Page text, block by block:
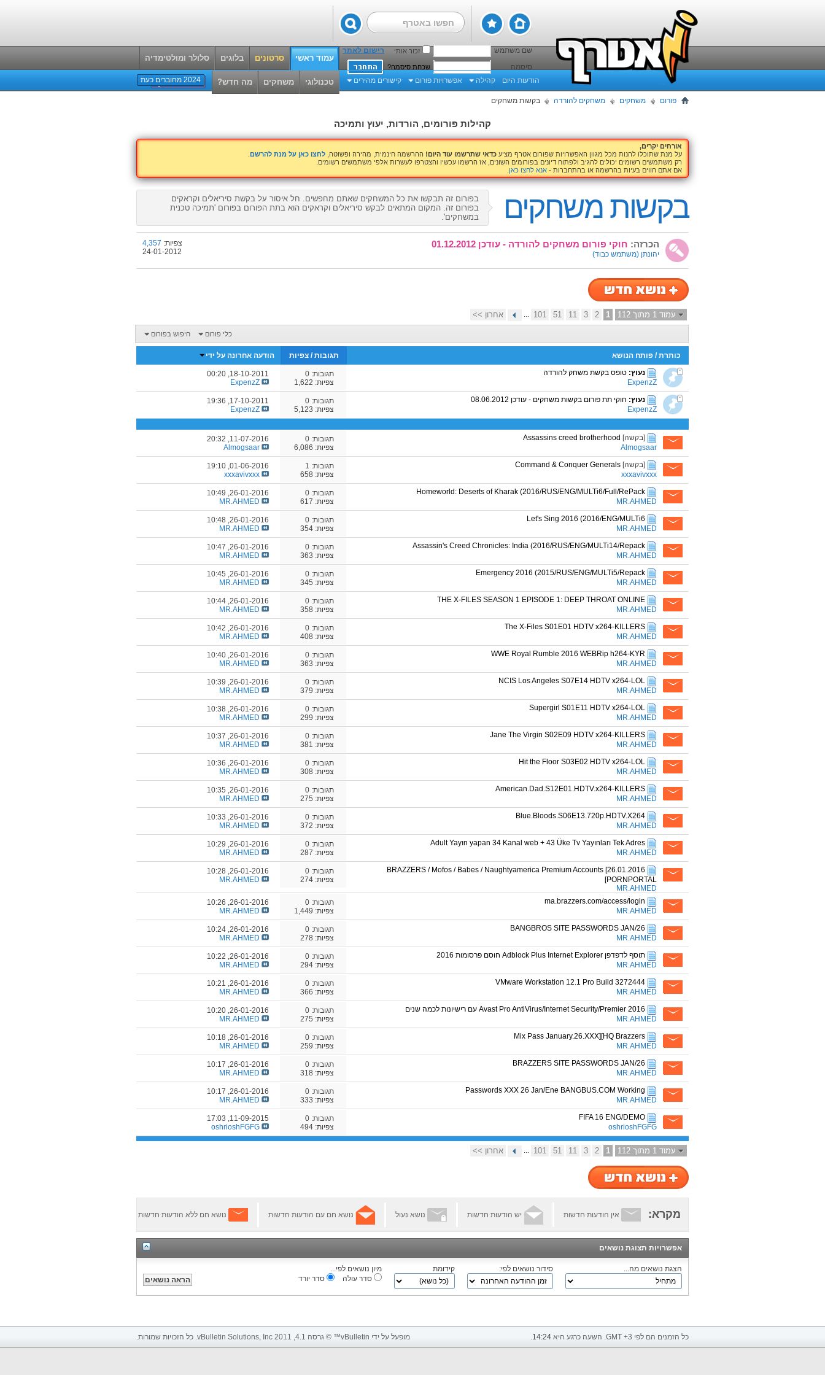
שם משתמש זכור אותי
רישום לאתר
סיסמה
שכחת סיסמה?
עמוד ראשי
הודעות היום קהילה אפשרויות פורום קישורים מהירים
סרטונים בלוגים סלולר ומולטימדיה
טכנולוגי משחקים מה חדש? 2024 מחוברים כעת
פורום משחקים משחקים להורדה בקשות משחקים
קהילות פורומים, הורדות, יעוץ ותמיכה
אורחים יקרים,
על מנת שתוכלו להנות מכל מגוון האפשרויות שפורום אטרף מציע כדאי שתרשמו עוד היום! ההרשמה חינמית, מהירה ופשוטה, לחצו כאן על מנת להרשם
רק משתמשים רשומים יכולים להגיב ולפתוח דיונים בפורומים השונים, אז הרשמו עכשיו והצטרפו לעשרות אלפי משתמשים רשומים.
אם אתם חווים בעיות בהרשמה או בהתחברות - אנא לחצו כאן
בקשות משחקים
בפורום זה תבקשו את כל המשחקים שאתם מחפשים. חל איסור על בקשת סיריאלים וקראקים
בפורום זה. המקום המתאים לבקש סיריאלים וקראקים הוא בתת הפורום בפורום 'תמיכה טכנית
במשחקים'.
הכרזה: חוקי פורום משחקים להורדה - עודכן 01.12.2012
יהונתן (משתמש כבוד)
צפיות: 4,357
24-01-2012
עמוד 1 מתוך 112 1
2
3
11
51
101
... אחרון >>
כלי פורום חיפוש בפורום
כותרת/ פותח הנושא תגובות/צפיות הודעה אחרונה על ידי
נעוץ: טופס בקשת משחק להורדה
ExpenzZ
תגובות: 0
צפיות: 1,622
18-10-2011,
00:20
ExpenzZ
נעוץ: חוקי תת פורום בקשות משחקים - עודכן 08.06.2012
ExpenzZ
תגובות: 0
צפיות: 5,123
17-10-2011,
19:36
ExpenzZ
[בקשה] Assassins creed brotherhood
Almogsaar
תגובות: 0
צפיות: 6,086
11-07-2016,
20:32
Almogsaar
[בקשה] Command & Conquer Generals
xxxavivxxx
תגובות: 1
צפיות: 658
01-06-2016,
19:10
xxxavivxxx
Homeworld: Deserts of Kharak (2016/RUS/ENG/MULTi6/Full/RePack
MR.AHMED
תגובות: 0
צפיות: 617
26-01-2016,
10:49
MR.AHMED
Let's Sing 2016 (2016/ENG/MULTi6
MR.AHMED
תגובות: 0
צפיות: 354
26-01-2016,
10:48
MR.AHMED
Assassin's Creed Chronicles: India (2016/RUS/ENG/MULTi14/Repack
MR.AHMED
תגובות: 0
צפיות: 363
26-01-2016,
10:47
MR.AHMED
Emergency 2016 (2015/RUS/ENG/MULTi5/Repack
MR.AHMED
תגובות: 0
צפיות: 345
26-01-2016,
10:45
MR.AHMED
THE X-FILES SEASON 1 EPISODE 1: DEEP THROAT ONLINE
MR.AHMED
תגובות: 0
צפיות: 358
26-01-2016,
10:44
MR.AHMED
The X-Files S01E01 HDTV x264-KILLERS
MR.AHMED
תגובות: 0
צפיות: 408
26-01-2016,
10:42
MR.AHMED
WWE Royal Rumble 2016 WEBRip h264-KYR
MR.AHMED
תגובות: 0
צפיות: 363
26-01-2016,
10:40
MR.AHMED
NCIS Los Angeles S07E14 HDTV x264-LOL
MR.AHMED
תגובות: 0
צפיות: 379
26-01-2016,
10:39
MR.AHMED
Supergirl S01E11 HDTV x264-LOL
MR.AHMED
תגובות: 0
צפיות: 299
26-01-2016,
10:38
MR.AHMED
Jane The Virgin S02E09 HDTV x264-KILLERS
MR.AHMED
תגובות: 0
צפיות: 381
26-01-2016,
10:37
MR.AHMED
Hit the Floor S03E02 HDTV x264-LOL
MR.AHMED
תגובות: 0
צפיות: 308
26-01-2016,
10:36
MR.AHMED
American.Dad.S12E01.HDTV.x264-KILLERS
MR.AHMED
תגובות: 0
צפיות: 275
26-01-2016,
10:35
MR.AHMED
Blue.Bloods.S06E13.720p.HDTV.X264
MR.AHMED
תגובות: 0
צפיות: 372
26-01-2016,
10:33
MR.AHMED
Adult Yayın yapan 34 Kanal web + 43 Üke Tv Yayınları Tek Adres
MR.AHMED
תגובות: 0
צפיות: 287
26-01-2016,
10:29
MR.AHMED
26.01.2016] BRAZZERS / Mofos / Babes / Naughtyamerica Premium Accounts
[PORNPORTAL
MR.AHMED
תגובות: 0
צפיות: 274
26-01-2016,
10:28
MR.AHMED
ma.brazzers.com/access/login
MR.AHMED
תגובות: 0
צפיות: 1,449
26-01-2016,
10:26
MR.AHMED
BANGBROS SITE PASSWORDS JAN/26
MR.AHMED
תגובות: 0
צפיות: 278
26-01-2016,
10:24
MR.AHMED
תוסף לדפדפן Adblock Plus Internet Explorer חוסם פרסומות 2016
MR.AHMED
תגובות: 0
צפיות: 294
26-01-2016,
10:22
MR.AHMED
VMware Workstation 12.1 Pro Build 3272444
MR.AHMED
תגובות: 0
צפיות: 366
26-01-2016,
10:21
MR.AHMED
Avast Pro AntiVirus/Internet Security/Premier 2016 עם רישיונות לכמה שנים
MR.AHMED
תגובות: 0
צפיות: 275
26-01-2016,
10:20
MR.AHMED
Mix Pass January.26.XXX][HQ Brazzers
MR.AHMED
תגובות: 0
צפיות: 259
26-01-2016,
10:18
MR.AHMED
BRAZZERS SITE PASSWORDS JAN/26
MR.AHMED
תגובות: 0
צפיות: 318
26-01-2016,
10:17
MR.AHMED
Passwords XXX 26 Jan/Ene BANGBUS.COM Working
MR.AHMED
תגובות: 0
צפיות: 333
26-01-2016,
10:17
MR.AHMED
FIFA 16 ENG/DEMO
oshrioshFGFG
תגובות: 0
צפיות: 494
11-09-2015,
17:03
oshrioshFGFG
עמוד 1 מתוך 112 1
2
3
11
51
101
... אחרון >>
מקרא: אין הודעות חדשות יש הודעות חדשות נושא נעול נושא חם עם הודעות חדשות נושא חם ללא הודעות חדשות
אפשרויות תצוגת נושאים
הצגת נושאים מה... סידור נושאים לפי: קידומת
מיון נושאים לפי...
סדר עולה
סדר יורד
כל הזמנים הם לפי GMT +3. השעה כרגע היא 14:24
. מופעל על ידי vBulletin™ © גרסה 4.1, 2011 vBulletin Solutions, Inc. כל הזכויות שמורות.